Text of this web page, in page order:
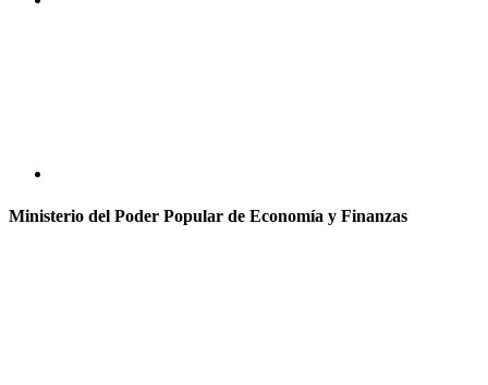
Ministerio del Poder Popular de Economía y Finanzas